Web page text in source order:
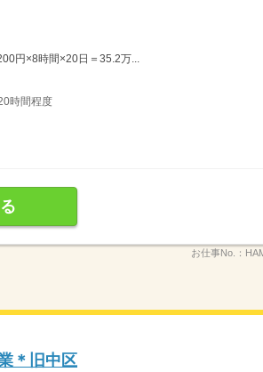
円×8時間×20日＝35.2万...
時間程度
お仕事No.：
＊旧中区